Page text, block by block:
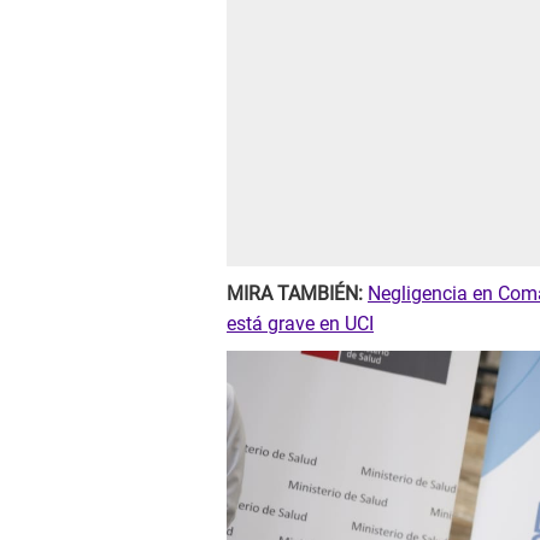
MIRA TAMBIÉN: Negligencia en
está grave en UCI